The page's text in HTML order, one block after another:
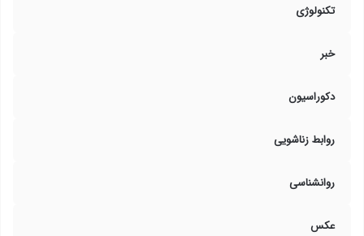
تکنولوژی
خبر
دکوراسیون
روابط زناشویی
روانشناسی
عکس